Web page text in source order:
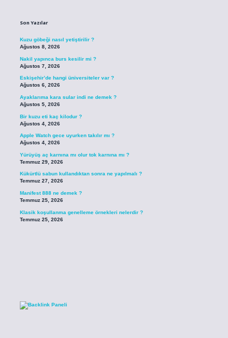
Son Yazılar
Kuzu göbeği nasıl yetiştirilir ?
Ağustos 8, 2026
Nakil yapınca burs kesilir mi ?
Ağustos 7, 2026
Eskişehir’de hangi üniversiteler var ?
Ağustos 6, 2026
Ayaklarıma kara sular indi ne demek ?
Ağustos 5, 2026
Bir kuzu eti kaç kilodur ?
Ağustos 4, 2026
Apple Watch gece uyurken takılır mı ?
Ağustos 4, 2026
Yürüyüş aç karnına mı olur tok karnına mı ?
Temmuz 29, 2026
Kükürtlü sabun kullandıktan sonra ne yapılmalı ?
Temmuz 27, 2026
Manifest 888 ne demek ?
Temmuz 25, 2026
Klasik koşullanma genelleme örnekleri nelerdir ?
Temmuz 25, 2026